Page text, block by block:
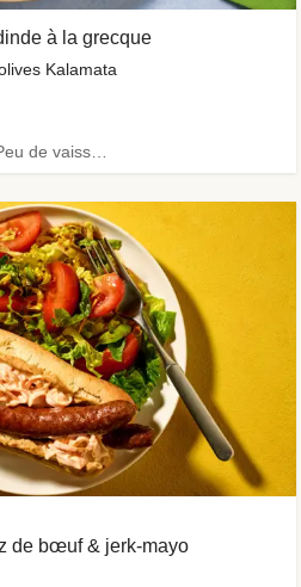
à la grecque
Kalamata
de bœuf & jerk-mayo